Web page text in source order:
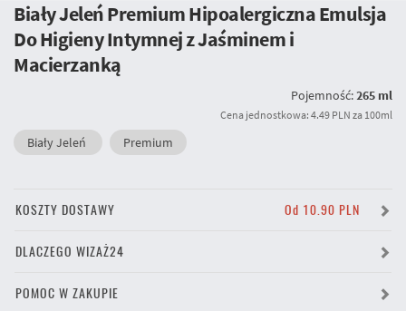
Biały Jeleń Premium Hipoalergiczna Emulsja
Do Higieny Intymnej z Jaśminem i
Macierzanką
Pojemność:265 ml
Cena jednostkowa: 4.49 PLN za 100ml
Biały Jeleń Premium
KOSZTY DOSTAWY Od 10.90 PLN
DLACZEGO WIZAŻ24
POMOC W ZAKUPIE